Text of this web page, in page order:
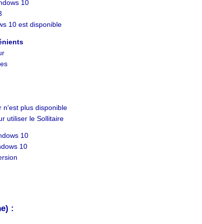
10
10 est disponible
n'est plus disponible
utiliser le Sollitaire
10
10
: